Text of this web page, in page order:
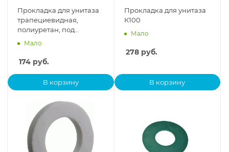
Прокладка для унитаза
трапециевидная,
полиуретан, под
смывной бачок
Мало
174 руб.
В корзину
Прокладка для унитаза
К100
Мало
278руб.
В корзину